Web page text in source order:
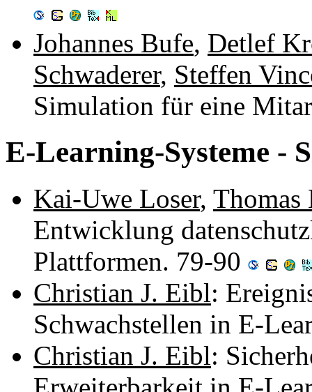
Johannes Bufe, Detlef
Schwaderer, Steffen
Simulation für eine
E-Learning-Systeme -
Kai-Uwe Loser, Thomas
Entwicklung
Plattformen. 79-90
Christian J. Eibl:
Schwachstellen in E-
Christian J. Eibl: